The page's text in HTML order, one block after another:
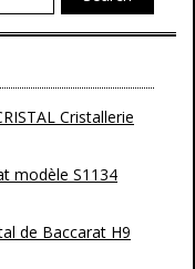
Cristallerie
modèle S1134
de Baccarat H9